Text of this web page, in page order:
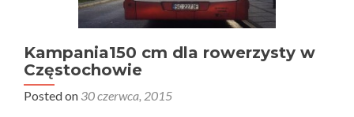
Kampania150 cm dla rowerzysty w
Częstochowie
Posted on 30 czerwca, 2015